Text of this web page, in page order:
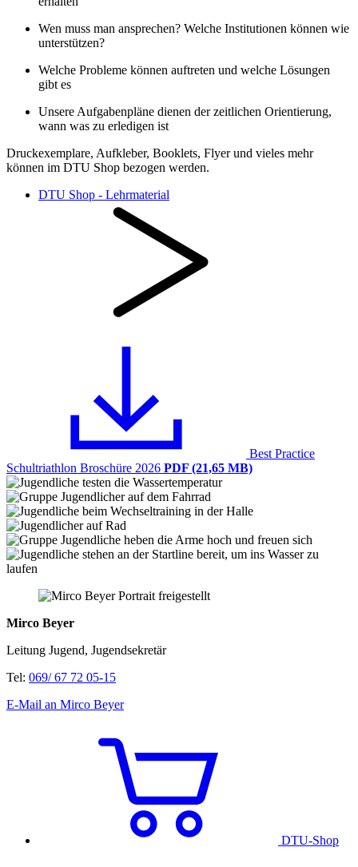
Wen muss man ansprechen? Welche Institutionen können wie
unterstützen?​
Welche Probleme können auftreten und welche Lösungen
gibt es​
Unsere Aufgabenpläne dienen der zeitlichen Orientierung,
wann was zu erledigen ist
Druckexemplare, Aufkleber, Booklets, Flyer und vieles mehr
können im DTU Shop bezogen werden.
DTU Shop - Lehrmaterial
Best Practice
Schultriathlon Broschüre 2026 PDF (21,65 MB)
Mirco Beyer
Leitung Jugend, Jugendsekretär
Tel: 069/ 67 72 05-15
E-Mail an Mirco Beyer
DTU-Shop